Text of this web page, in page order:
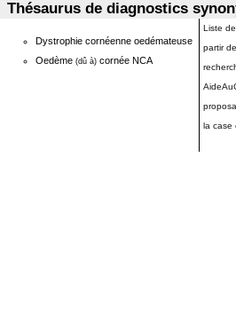
Thésaurus de diagnostics
Dystrophie cornéenne oedémateuse
Oedème (dû à) cornée NCA
Liste
partir
la case